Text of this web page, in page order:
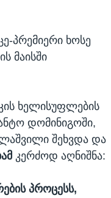
პრემიერი ხოსე
მაისში
ხელისუფლების
დომინიგოში,
შეხვდა და
კერძოდ აღნიშნა:
პროცესს,